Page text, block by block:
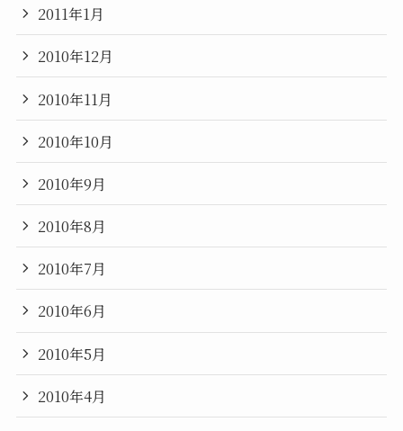
2011年1月
2010年12月
2010年11月
2010年10月
2010年9月
2010年8月
2010年7月
2010年6月
2010年5月
2010年4月